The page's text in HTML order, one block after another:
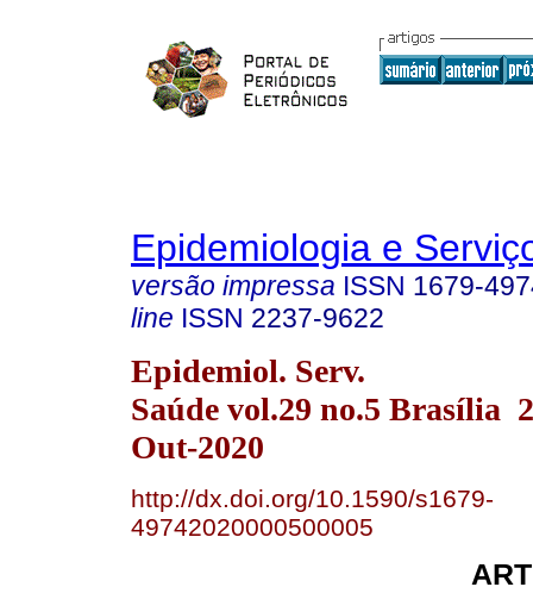
Epidemiologia e
versão impressa ISSN 1679-
line ISSN 2237-9622
Epidemiol. Serv.
Saúde vol.29 no.5 Brasília
Out-2020
http://dx.doi.org/10.1590/s1679-
49742020000500005